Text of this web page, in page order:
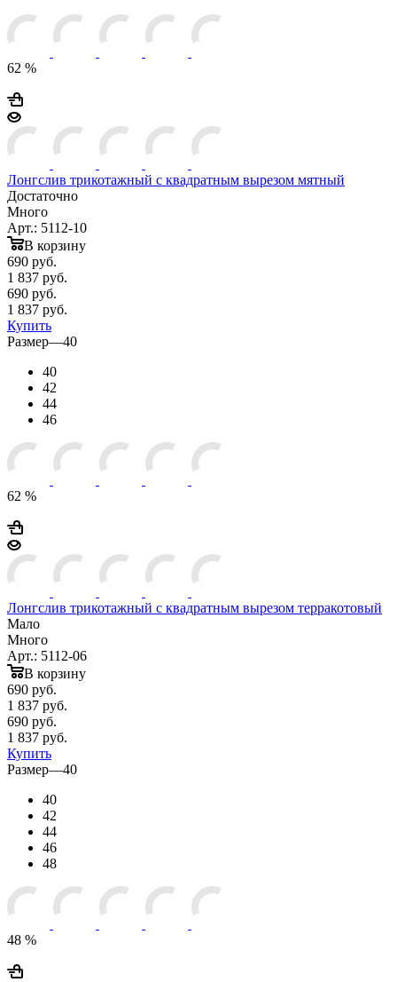
62 %
Лонгслив трикотажный с квадратным вырезом мятный
Достаточно
Много
Арт.: 5112-10
В корзину
690 руб.
1 837 руб.
690 руб.
1 837 руб.
Купить
Размер—40
40
42
44
46
62 %
Лонгслив трикотажный с квадратным вырезом терракотовый
Мало
Много
Арт.: 5112-06
В корзину
690 руб.
1 837 руб.
690 руб.
1 837 руб.
Купить
Размер—40
40
42
44
46
48
48 %